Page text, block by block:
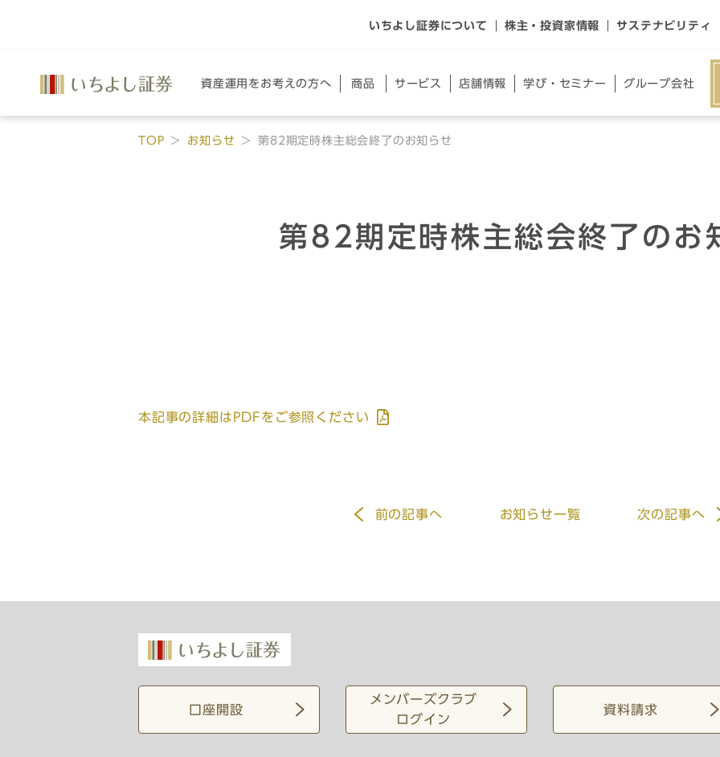
いちよし証券について 株主・投資家情報 サステナビリティ
資産運用を お考えの方へ 商品 サー ビス 店舗情報 学び・ セミナー グループ会社
TOP お知らせ 第82期定時株主総会終了のお知らせ
第82期定時株主総会終了のお
本記事の詳細はPDFをご参照ください
前の記事へ お知らせ一覧 次の記事へ
口座開設
メンバーズクラブ
ログイン
資料請求